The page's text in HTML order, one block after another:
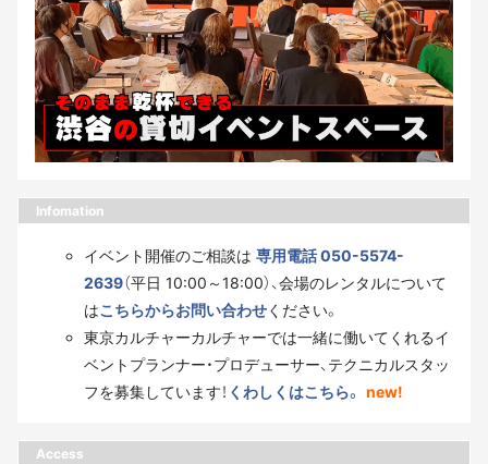
Infomation
イベント開催のご相談は 専用電話 050-5574-
2639（平日 10:00～18:00）、会場のレンタルについて
はこちらからお問い合わせください。
東京カルチャーカルチャーでは一緒に働いてくれるイ
ベントプランナー・プロデューサー、テクニカルスタッ
フを募集しています！ くわしくはこちら。 new!
Access